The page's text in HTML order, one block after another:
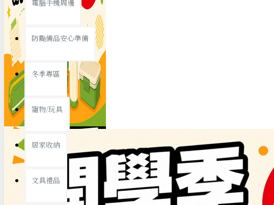
節慶熱賣
春節/新年
電腦手機周邊
防颱備品安心準備
冬季專區
寵物/玩具
居家收納
文具禮品